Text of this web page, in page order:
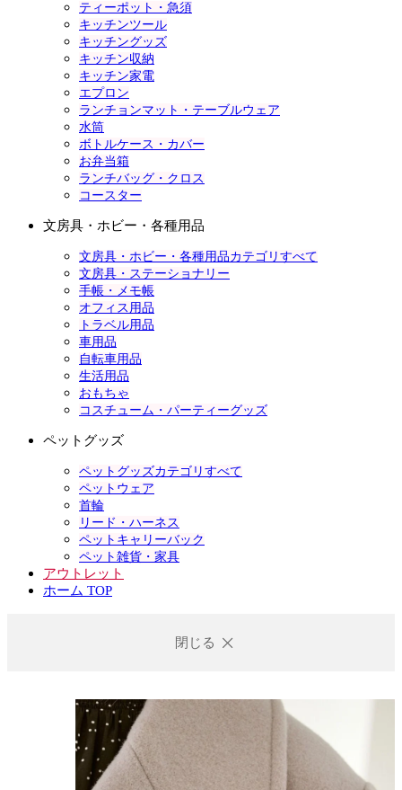
ティーポット・急須
キッチンツール
キッチングッズ
キッチン収納
キッチン家電
エプロン
ランチョンマット・テーブルウェア
水筒
ボトルケース・カバー
お弁当箱
ランチバッグ・クロス
コースター
文房具・ホビー・各種用品
文房具・ホビー・各種用品カテゴリすべて
文房具・ステーショナリー
手帳・メモ帳
オフィス用品
トラベル用品
車用品
自転車用品
生活用品
おもちゃ
コスチューム・パーティーグッズ
ペットグッズ
ペットグッズカテゴリすべて
ペットウェア
首輪
リード・ハーネス
ペットキャリーバック
ペット雑貨・家具
アウトレット
ホーム TOP
閉じる